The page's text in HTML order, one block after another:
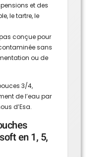
et des
le tartre, le
conçue pour
sans
ou de
3/4,
de l’eau par
d’Esa.
en 1, 5,